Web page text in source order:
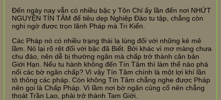
Đến ngày nay vẫn có nhiều bậc y Tôn Chỉ ấy lần đến nơi NHỨT
NGUYỆN TÍN TÂM để tiêu dẹp Nghiệp Đảo tu tập, chẳng còn
nghi ngờ được trọn lãnh Pháp mà Tri Kiến.
Các Pháp nó có nhiều trạng thái lạ lùng đối với những kẻ mê
lầm. Nó lại rõ rệt đối với bậc đã Biết. Bởi khác vì mơ màng chưa
chu đáo, nên dễ bị thường ngăn mà chấp trở thành căn bản
Giới Hạn. Nếu tu hành không đến Tín Tâm thì làm thế nào phá
nổi các bờ ngăn chấp? Vì vậy Tín Tâm chính là một lợi khí lần
tỏ thông các pháp. Còn không Tín Tâm chẳng nghe được Pháp
nên gọi là Chấp Pháp. Vì lầm nơi bờ ngăn củng cố nên chẳng
thoát Trần Lao, phải trở thành Tam Giới.